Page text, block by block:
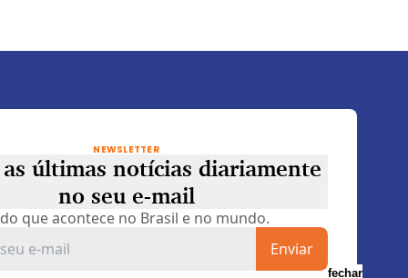
NEWSLETTER
as últimas notícias diariamente
no seu e-mail
que acontece no Brasil e no mundo.
Enviar
fechar